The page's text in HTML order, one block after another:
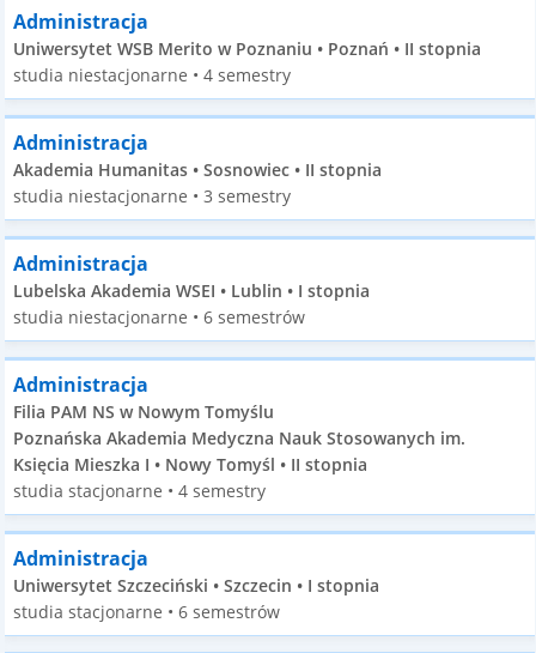
Administracja
Uniwersytet WSB Merito w Poznaniu • Poznań • II stopnia
studia niestacjonarne • 4 semestry
Administracja
Akademia Humanitas • Sosnowiec • II stopnia
studia niestacjonarne • 3 semestry
Administracja
Lubelska Akademia WSEI • Lublin • I stopnia
studia niestacjonarne • 6 semestrów
Administracja
Filia PAM NS w Nowym Tomyślu
Poznańska Akademia Medyczna Nauk Stosowanych im.
Księcia Mieszka I • Nowy Tomyśl • II stopnia
studia stacjonarne • 4 semestry
Administracja
Uniwersytet Szczeciński • Szczecin • I stopnia
studia stacjonarne • 6 semestrów